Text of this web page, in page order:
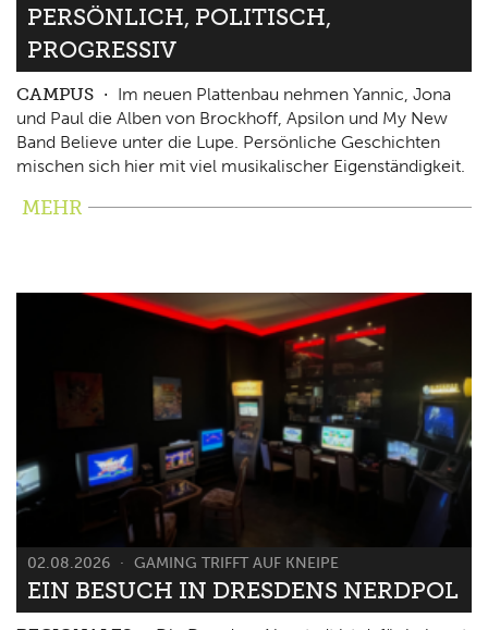
PERSÖNLICH, POLITISCH,
PROGRESSIV
CAMPUS
Im neuen Plattenbau nehmen Yannic, Jona
und Paul die Alben von Brockhoff, Apsilon und My New
Band Believe unter die Lupe. Persönliche Geschichten
mischen sich hier mit viel musikalischer Eigenständigkeit.
MEHR
02.08.2026 GAMING TRIFFT AUF KNEIPE
EIN BESUCH IN DRESDENS NERDPOL